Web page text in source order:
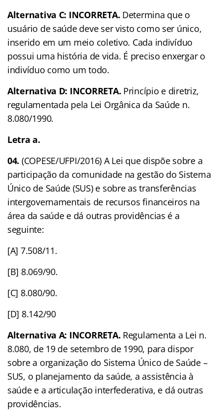
Alternativa C: INCORRETA. Determina que o
usuário de saúde deve ser visto como ser único,
inserido em um meio coletivo. Cada indivíduo
possui uma história de vida. É preciso enxergar o
indivíduo como um todo.
Alternativa D: INCORRETA. Princípio e diretriz,
regulamentada pela Lei Orgânica da Saúde n.
8.080/1990.
Letra a.
04. (COPESE/UFPI/2016) A Lei que dispõe sobre a
participação da comunidade na gestão do Sistema
Único de Saúde (SUS) e sobre as transferências
intergovernamentais de recursos financeiros na
área da saúde e dá outras providências é a
seguinte:
[A] 7.508/11.
[B] 8.069/90.
[C] 8.080/90.
[D] 8.142/90
Alternativa A: INCORRETA. Regulamenta a Lei n.
8.080, de 19 de setembro de 1990, para dispor
sobre a organização do Sistema Único de Saúde –
SUS, o planejamento da saúde, a assistência à
saúde e a articulação interfederativa, e dá outras
providências.